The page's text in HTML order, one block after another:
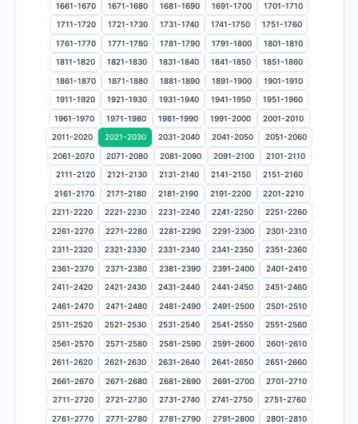
1661-1670 1671-1680 1681-1690 1691-1700 1701-1710
1711-1720 1721-1730 1731-1740 1741-1750 1751-1760
1761-1770 1771-1780 1781-1790 1791-1800 1801-1810
1811-1820 1821-1830 1831-1840 1841-1850 1851-1860
1861-1870 1871-1880 1881-1890 1891-1900 1901-1910
1911-1920 1921-1930 1931-1940 1941-1950 1951-1960
1961-1970 1971-1980 1981-1990 1991-2000 2001-2010
2011-2020 2021-2030 2031-2040 2041-2050 2051-2060
2061-2070 2071-2080 2081-2090 2091-2100 2101-2110
2111-2120 2121-2130 2131-2140 2141-2150 2151-2160
2161-2170 2171-2180 2181-2190 2191-2200 2201-2210
2211-2220 2221-2230 2231-2240 2241-2250 2251-2260
2261-2270 2271-2280 2281-2290 2291-2300 2301-2310
2311-2320 2321-2330 2331-2340 2341-2350 2351-2360
2361-2370 2371-2380 2381-2390 2391-2400 2401-2410
2411-2420 2421-2430 2431-2440 2441-2450 2451-2460
2461-2470 2471-2480 2481-2490 2491-2500 2501-2510
2511-2520 2521-2530 2531-2540 2541-2550 2551-2560
2561-2570 2571-2580 2581-2590 2591-2600 2601-2610
2611-2620 2621-2630 2631-2640 2641-2650 2651-2660
2661-2670 2671-2680 2681-2690 2691-2700 2701-2710
2711-2720 2721-2730 2731-2740 2741-2750 2751-2760
2761-2770 2771-2780 2781-2790 2791-2800 2801-2810